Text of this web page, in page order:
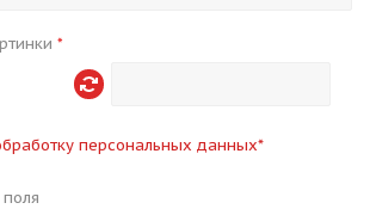
*
персональных данных*